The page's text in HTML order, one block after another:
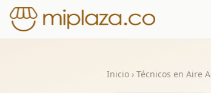
Inicio › Técnicos en Aire